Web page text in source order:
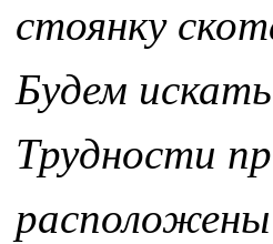
стоянку
Будем
Трудности
расположены